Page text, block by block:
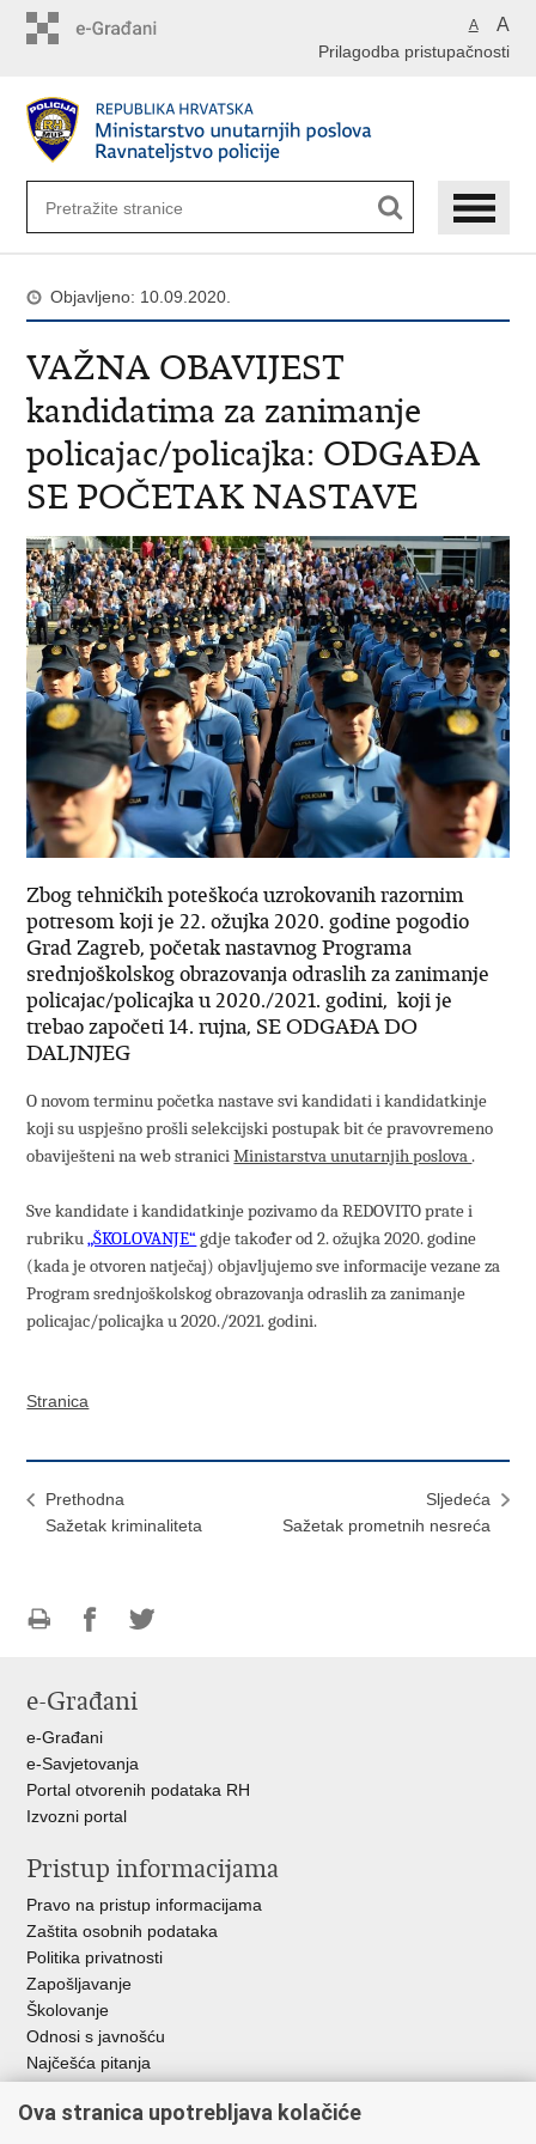
A A
Prilagodba pristupačnosti
Objavljeno: 10.09.2020.
VAŽNA OBAVIJEST
kandidatima za zanimanje
policajac/policajka: ODGAĐA
SE POČETAK NASTAVE
Zbog tehničkih poteškoća uzrokovanih razornim
potresom koji je 22. ožujka 2020. godine pogodio
Grad Zagreb, početak nastavnog Programa
srednjoškolskog obrazovanja odraslih za zanimanje
policajac/policajka u 2020./2021. godini, koji je
trebao započeti 14. rujna, SE ODGAĐA DO
DALJNJEG
O novom terminu početka nastave svi kandidati i kandidatkinje
koji su uspješno prošli selekcijski postupak bit će pravovremeno
obaviješteni na web straniciMinistarstva unutarnjih poslova .
Sve kandidate i kandidatkinje pozivamo da REDOVITO prate i
rubriku„ŠKOLOVANJE“ gdje također od 2. ožujka 2020. godine
(kada je otvoren natječaj) objavljujemo sve informacije vezane za
Program srednjoškolskog obrazovanja odraslih za zanimanje
policajac/policajka u 2020./2021. godini.
Stranica
Prethodna
Sažetak kriminaliteta
Sljedeća
Sažetak prometnih nesreća
FacebookuTwitteru
e-Građani
e-Građani
e-Savjetovanja
Portal otvorenih podataka RH
Izvozni portal
Pristup informacijama
Pravo na pristup informacijama
Zaštita osobnih podataka
Politika privatnosti
Zapošljavanje
Školovanje
Odnosi s javnošću
Najčešća pitanja
Važne poveznice
Ova stranica upotrebljava kolačiće